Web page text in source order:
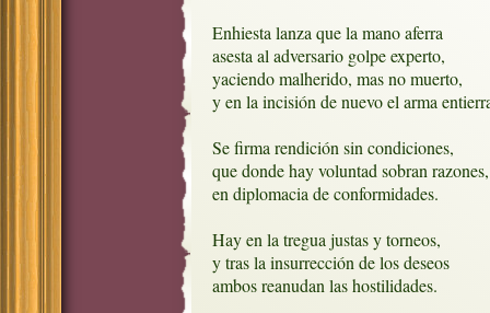
Enhiesta lanza que la mano aferra
asesta al adversario golpe experto,
yaciendo malherido, mas no muerto,
y en la incisión de nuevo el arma
Se firma rendición sin condiciones,
que donde hay voluntad sobran razones,
en diplomacia de conformidades.
Hay en la tregua justas y torneos,
y tras la insurrección de los deseos
ambos reanudan las hostilidades.